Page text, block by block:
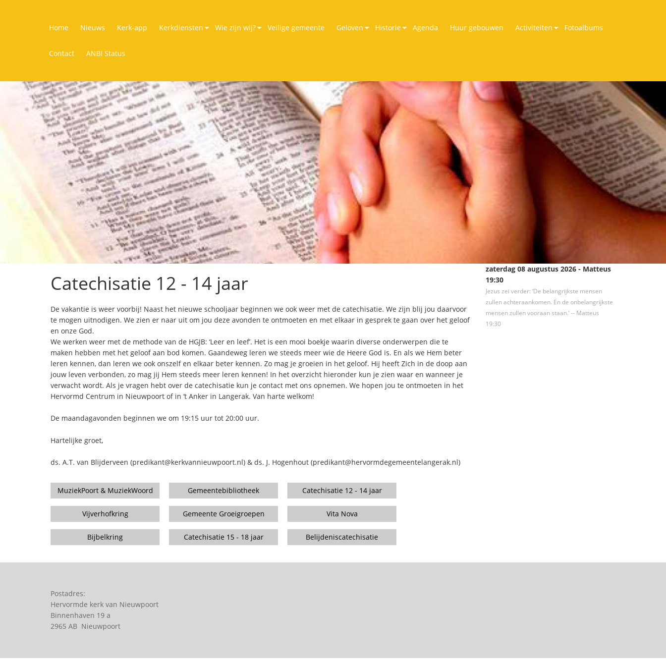
Home Nieuws Kerk-app Kerkdiensten Wie zijn wij? Veilige gemeente Geloven Historie Agenda Huur gebouwen Activiteiten Fotoalbums
Contact ANBI Status
Catechisatie 12 - 14 jaar
De vakantie is weer voorbij! Naast het nieuwe schooljaar beginnen we ook weer met de catechisatie. We zijn blij jou daarvoor
te mogen uitnodigen. We zien er naar uit om jou deze avonden te ontmoeten en met elkaar in gesprek te gaan over het geloof
en onze God.
We werken weer met de methode van de HGJB: ‘Leer en leef’. Het is een mooi boekje waarin diverse onderwerpen die te
maken hebben met het geloof aan bod komen. Gaandeweg leren we steeds meer wie de Heere God is. En als we Hem beter
leren kennen, dan leren we ook onszelf en elkaar beter kennen. Zo mag je groeien in het geloof. Hij heeft Zich in de doop aan
jouw leven verbonden, zo mag jij Hem steeds meer leren kennen! In het overzicht hieronder kun je zien waar en wanneer je
verwacht wordt. Als je vragen hebt over de catechisatie kun je contact met ons opnemen. We hopen jou te ontmoeten in het
Hervormd Centrum in Nieuwpoort of in ‘t Anker in Langerak. Van harte welkom!
De maandagavonden beginnen we om 19:15 uur tot 20:00 uur.
Hartelijke groet,
ds. A.T. van Blijderveen (predikant@kerkvannieuwpoort.nl) & ds. J. Hogenhout (predikant@hervormdegemeentelangerak.nl)
MuziekPoort & MuziekWoord Gemeentebibliotheek Catechisatie 12 - 14 jaar
Vijverhofkring Gemeente Groeigroepen Vita Nova
Bijbelkring Catechisatie 15 - 18 jaar Belijdeniscatechisatie
zaterdag 08 augustus 2026 - Matteus
19:30
Jezus zei verder: ‘De belangrijkste mensen
zullen achteraankomen. En de onbelangrijkste
mensen zullen vooraan staan.’ -- Matteus
19:30
Postadres:
Hervormde kerk van Nieuwpoort
Binnenhaven 19 a
2965 AB Nieuwpoort